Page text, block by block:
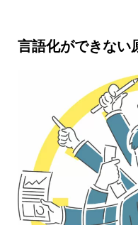
言語化ができない